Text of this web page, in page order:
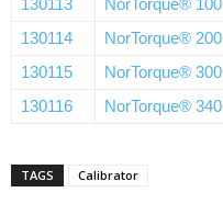
130113
NorTorque® 100
130114
NorTorque® 200
130115
NorTorque® 300
130116
NorTorque® 340
TAGS Calibrator